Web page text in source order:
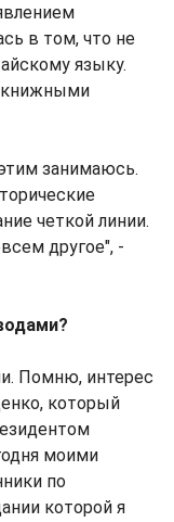
в том, что не
языку.
книжными
занимаюсь.
четкой линии.
другое", -
Помню, интерес
который
моими
по
которой я